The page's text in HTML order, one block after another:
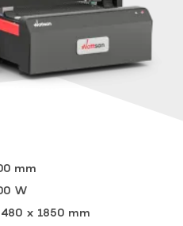
mm
W
x 1850 mm
Automatic capacitive
Depends on the material